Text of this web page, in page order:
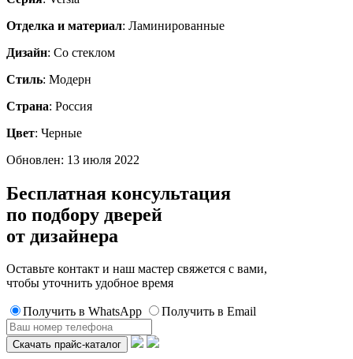
Отделка и материал: Ламинированные
Дизайн: Со стеклом
Стиль: Модерн
Страна: Россия
Цвет: Черные
Обновлен: 13 июля 2022
Бесплатная консультация
по подбору дверей
от дизайнера
Оставьте контакт и наш мастер свяжется с вами,
чтобы уточнить удобное время
Получить в WhatsApp Получить в Email